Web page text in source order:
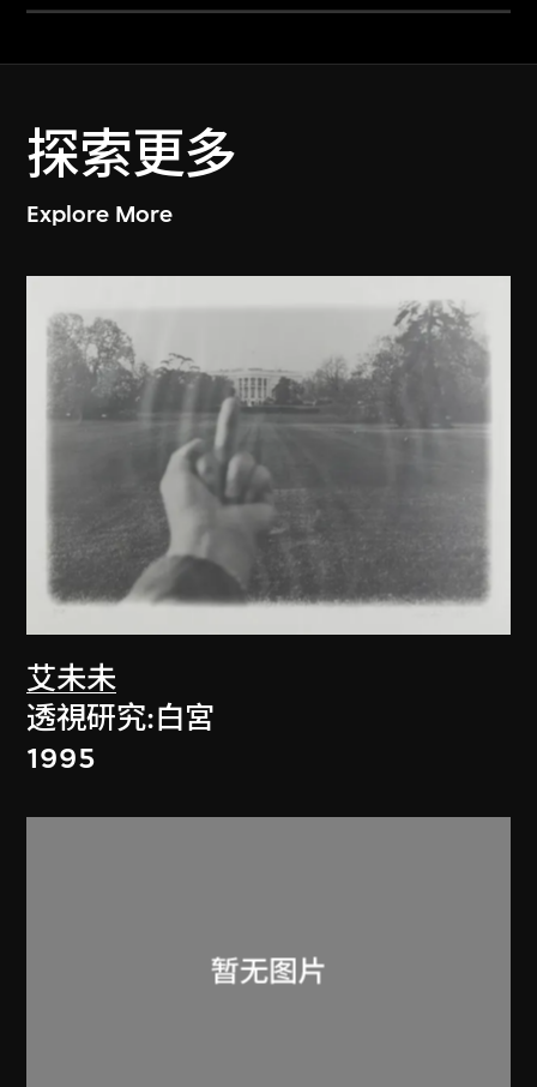
探索更多
Explore More
艾未未
透視研究:白宮
1995